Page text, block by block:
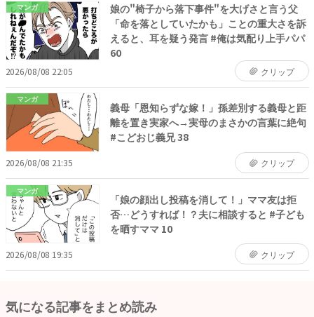
マンガ
娘の"椅子から落下事件"を大げさと言う父
「命を落としていたかも」ことの重大さを訴
えると、耳を疑う発言 #俺は気配り上手パパ
60
2026/08/08 22:05 クリップ
マンガ
義母「恩知らずな嫁！」孫差別する義母と距
離を置き実家へ→実母のまさかの言葉に絶句
#こどおじ義兄 38
2026/08/08 21:35 クリップ
マンガ
「娘の顔出し投稿を消して！」ママ友は拒
否…どうすれば！？夫に相談すると #子ども
を晒すママ 10
2026/08/08 19:35 クリップ
気になる記事をまとめ読み